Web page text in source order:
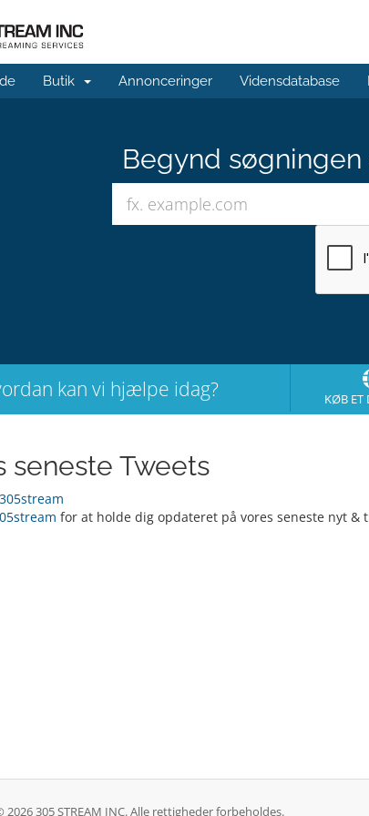
Butik Annonceringer Vidensdatabase
Begynd
kan vi hjælpe idag? KØB
seneste Tweets
for at holde dig opdateret på vores seneste nyt &
305 STREAM INC. Alle rettigheder forbeholdes.